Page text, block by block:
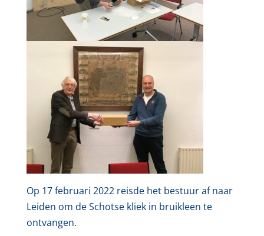
Op 17 februari 2022 reisde het bestuur af naar
Leiden om de Schotse kliek in bruikleen te
ontvangen.